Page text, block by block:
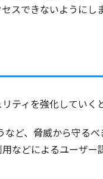
スできないようにしま
ティを強化していく
ど、脅威から守る
などによるユーザー